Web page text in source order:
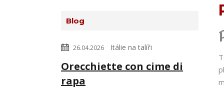
Blog
26.04.2026 Itálie na talíři
Orecchiette con cime di
rapa